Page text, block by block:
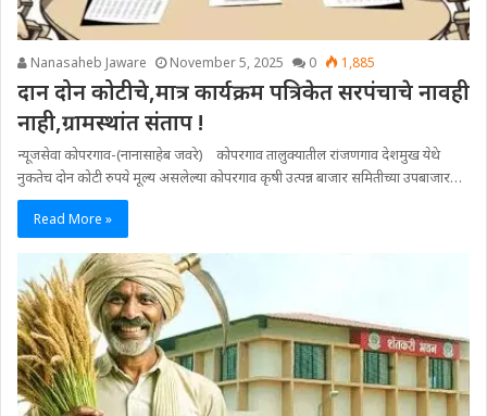
Nanasaheb Jaware November 5, 2025 0 1,885
दान दोन कोटीचे,मात्र कार्यक्रम पत्रिकेत सरपंचाचे नावही
नाही,ग्रामस्थांत संताप !
न्यूजसेवा कोपरगाव-(नानासाहेब जवरे) कोपरगाव तालुक्यातील रांजणगाव देशमुख येथे
नुकतेच दोन कोटी रुपये मूल्य असलेल्या कोपरगाव कृषी उत्पन्न बाजार समितीच्या उपबाजार…
Read More »